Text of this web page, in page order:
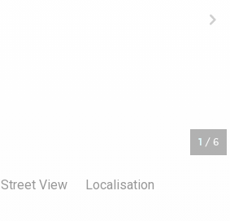
1 / 6
Street View Localisation